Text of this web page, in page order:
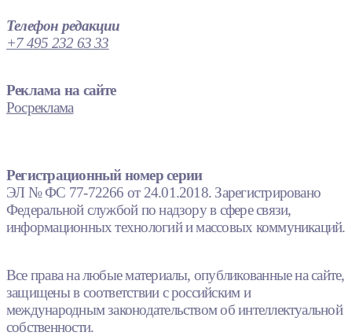
Телефон редакции
+7 495 232 63 33
Реклама на сайте
Росреклама
Регистрационный номер серии
ЭЛ № ФС 77-72266 от 24.01.2018. Зарегистрировано
Федеральной службой по надзору в сфере связи,
информационных технологий и массовых коммуникаций.
Все права на любые материалы, опубликованные на сайте,
защищены в соответствии с российским и
международным законодательством об интеллектуальной
собственности.